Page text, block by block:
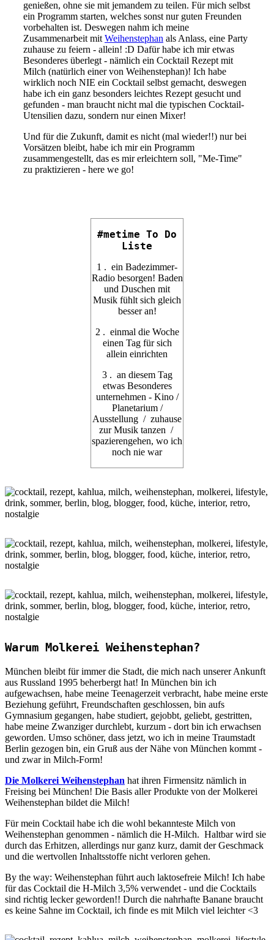
genießen, ohne sie mit jemandem zu teilen. Für mich selbst
ein Programm starten, welches sonst nur guten Freunden
vorbehalten ist. Deswegen nahm ich meine
Zusammenarbeit mit Weihenstephan als Anlass, eine Party
zuhause zu feiern - allein! :D Dafür habe ich mir etwas
Besonderes überlegt - nämlich ein Cocktail Rezept mit
Milch (natürlich einer von Weihenstephan)! Ich habe
wirklich noch NIE ein Cocktail selbst gemacht, deswegen
habe ich ein ganz besonders leichtes Rezept gesucht und
gefunden - man braucht nicht mal die typischen Cocktail-
Utensilien dazu, sondern nur einen Mixer!
Und für die Zukunft, damit es nicht (mal wieder!!) nur bei
Vorsätzen bleibt, habe ich mir ein Programm
zusammengestellt, das es mir erleichtern soll, "Me-Time"
zu praktizieren - here we go!
#metime To Do
Liste
1 . ein Badezimmer-
Radio besorgen! Baden
und Duschen mit
Musik fühlt sich gleich
besser an!
2 . einmal die Woche
einen Tag für sich
allein einrichten
3 . an diesem Tag
etwas Besonderes
unternehmen - Kino /
Planetarium /
Ausstellung / zuhause
zur Musik tanzen /
spazierengehen, wo ich
noch nie war
Warum Molkerei Weihenstephan?
München bleibt für immer die Stadt, die mich nach unserer Ankunft
aus Russland 1995 beherbergt hat! In München bin ich
aufgewachsen, habe meine Teenagerzeit verbracht, habe meine erste
Beziehung geführt, Freundschaften geschlossen, bin aufs
Gymnasium gegangen, habe studiert, gejobbt, geliebt, gestritten,
habe meine Zwanziger durchlebt, kurzum - dort bin ich erwachsen
geworden. Umso schöner, dass jetzt, wo ich in meine Traumstadt
Berlin gezogen bin, ein Gruß aus der Nähe von München kommt -
und zwar in Milch-Form!
Die Molkerei Weihenstephan hat ihren Firmensitz nämlich in
Freising bei München! Die Basis aller Produkte von der Molkerei
Weihenstephan bildet die Milch!
Für mein Cocktail habe ich die wohl bekannteste Milch von
Weihenstephan genommen - nämlich die H-Milch. Haltbar wird sie
durch das Erhitzen, allerdings nur ganz kurz, damit der Geschmack
und die wertvollen Inhaltsstoffe nicht verloren gehen.
By the way: Weihenstephan führt auch laktosefreie Milch! Ich habe
für das Cocktail die H-Milch 3,5% verwendet - und die Cocktails
sind richtig lecker geworden!! Durch die nahrhafte Banane braucht
es keine Sahne im Cocktail, ich finde es mit Milch viel leichter <3